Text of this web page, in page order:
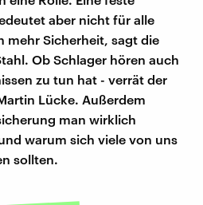
aber nicht für alle
mehr Sicherheit, sagt die
Ob Schlager hören auch
zu tun hat - verrät der
Lücke. Außerdem
man wirklich
warum sich viele von uns
sollten.